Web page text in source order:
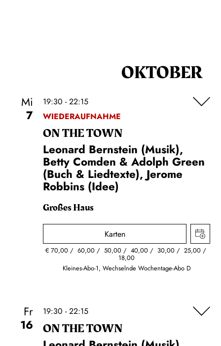
OKTOBER
Mi
7
19:30 - 22:15
WIEDERAUFNAHME
ON THE TOWN
Leonard Bernstein (Musik),
Betty Comden & Adolph Green
(Buch & Liedtexte), Jerome
Robbins (Idee)
Großes Haus
Karten
€ 70,00 60,00 50,00 40,00 30,00 25,00
18,00
Kleines-Abo-1, Wechselnde Wochentage-Abo D
Fr
16
19:30 - 22:15
ON THE TOWN